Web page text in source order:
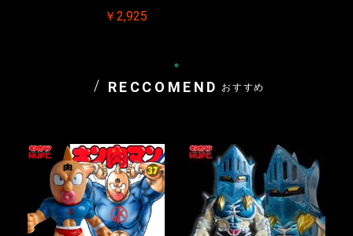
￥2,925
RECCOMEND おすすめ